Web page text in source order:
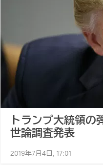
トランプ大統領
世論調査発表
2019年7月4日, 17:01